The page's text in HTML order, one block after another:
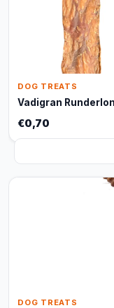
DOG TREATS
Vadigran
€0,70
DOG TREATS